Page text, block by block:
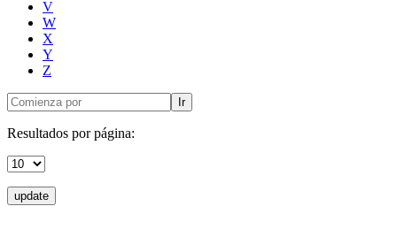
V
W
X
Y
Z
Ir
Resultados por página:
update